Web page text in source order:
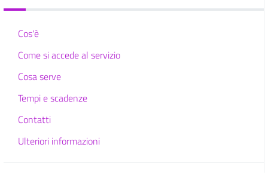
Cos'è
Come si accede al servizio
Cosa serve
Tempi e scadenze
Contatti
Ulteriori informazioni